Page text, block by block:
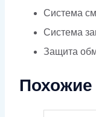
Система
Система
Защита